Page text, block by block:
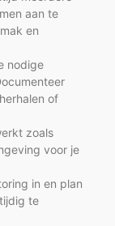
aan te
en
nodige
of
zoals
voor je
in en plan
te